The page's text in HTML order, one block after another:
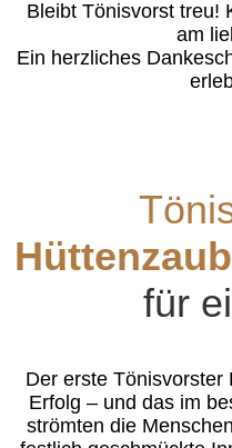
Bleibt Tönisvorst treu!
am
Ein herzliches
für
Der erste Tönisvorster
Erfolg – und das im
strömten die